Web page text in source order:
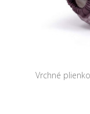
Vrchné